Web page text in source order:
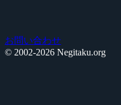
お問い合わせ
© 2002-2026 Negitaku.org